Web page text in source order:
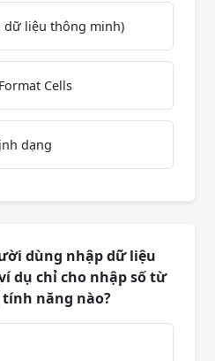
dữ liệu thông minh)
Cells
dạng
dùng nhập dữ liệu
dụ chỉ cho nhập số từ
tính năng nào?